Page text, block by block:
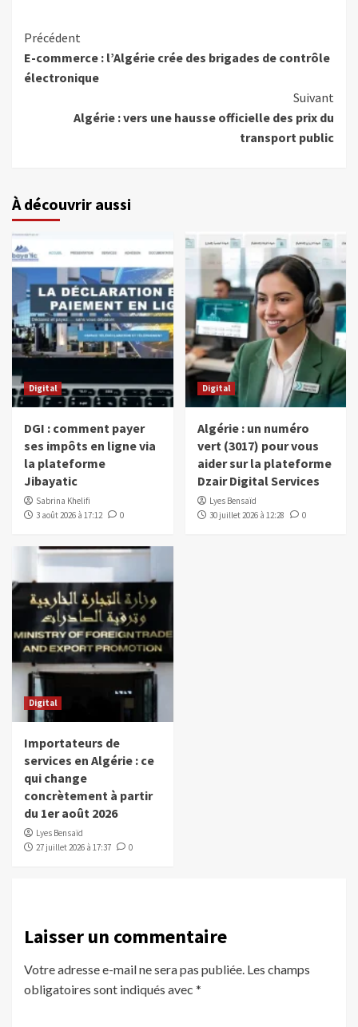
Précédent
E-commerce : l’Algérie crée des brigades de contrôle
électronique
Suivant
Algérie : vers une hausse officielle des prix du
transport public
À découvrir aussi
Digital
DGI : comment payer
ses impôts en ligne via
la plateforme
Jibayatic
Sabrina Khelifi
3 août 2026 à 17:12
0
Digital
Algérie : un numéro
vert (3017) pour vous
aider sur la plateforme
Dzair Digital Services
Lyes Bensaïd
30 juillet 2026 à 12:28
0
Digital
Importateurs de
services en Algérie : ce
qui change
concrètement à partir
du 1er août 2026
Lyes Bensaïd
27 juillet 2026 à 17:37
0
Laisser un commentaire
Votre adresse e-mail ne sera pas publiée. Les champs
obligatoires sont indiqués avec *